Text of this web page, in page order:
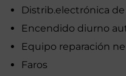
Distrib.electrónica
Encendido diurno
Equipo reparación
Faros